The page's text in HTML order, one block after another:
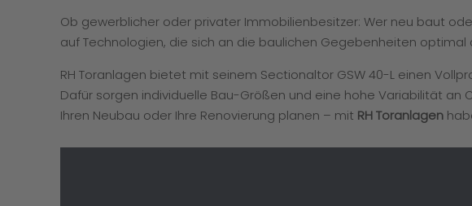
Ob gewerblicher oder privater Immobilienbesitzer: Wer neu baut
auf Technologien, die sich an die baulichen Gegebenheiten
RH Toranlagen bietet mit seinem Sectionaltor GSW 40-L einen
Dafür sorgen individuelle Bau-Größen und eine hohe Variabilität an
Ihren Neubau oder Ihre Renovierung planen – mit RH Toranlagen